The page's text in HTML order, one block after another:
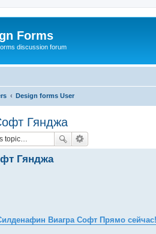
Forms
discussion forum
Design forms User
Гянджа
Гянджа
Виагра Софт Прямо сейчас!